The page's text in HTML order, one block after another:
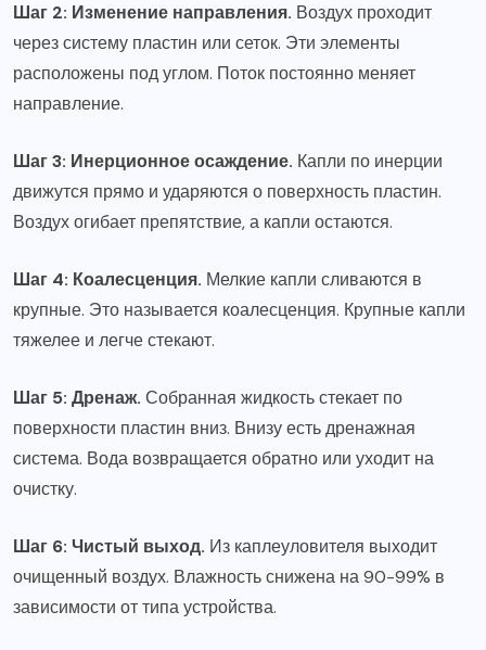
Шаг 2: Изменение направления. Воздух проходит
через систему пластин или сеток. Эти элементы
расположены под углом. Поток постоянно меняет
направление.
Шаг 3: Инерционное осаждение. Капли по инерции
движутся прямо и ударяются о поверхность пластин.
Воздух огибает препятствие, а капли остаются.
Шаг 4: Коалесценция. Мелкие капли сливаются в
крупные. Это называется коалесценция. Крупные капли
тяжелее и легче стекают.
Шаг 5: Дренаж. Собранная жидкость стекает по
поверхности пластин вниз. Внизу есть дренажная
система. Вода возвращается обратно или уходит на
очистку.
Шаг 6: Чистый выход. Из каплеуловителя выходит
очищенный воздух. Влажность снижена на 90-99% в
зависимости от типа устройства.